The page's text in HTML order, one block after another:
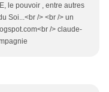
le pouvoir , entre autres
Soi...<br /> <br /> un
/> claude-